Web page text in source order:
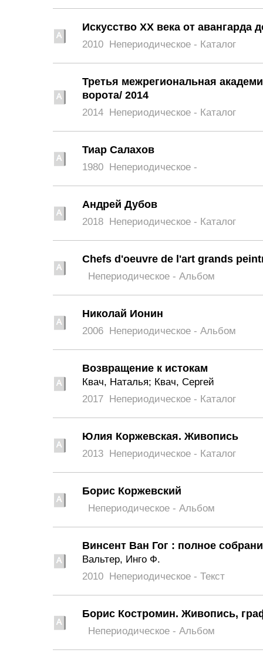
Искусство XX века от авангарда
2010 Непериодическое - Каталог
Третья межрегиональная
ворота/ 2014
2014 Непериодическое - Каталог
Тиар Салахов
1980 Непериодическое -
Андрей Дубов
2018 Непериодическое - Каталог
Chefs d'oeuvre de l'art grands
Непериодическое - Альбом
Николай Ионин
2006 Непериодическое - Альбом
Возвращение к истокам
Квач, Наталья; Квач, Сергей
2017 Непериодическое - Каталог
Юлия Коржевская. Живопись
2013 Непериодическое - Каталог
Борис Коржевский
Непериодическое - Альбом
Винсент Ван Гог : полное
Вальтер, Инго Ф.
2010 Непериодическое - Текст
Борис Костромин. Живопись,
Непериодическое - Альбом